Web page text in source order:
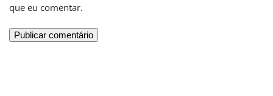
que eu comentar.